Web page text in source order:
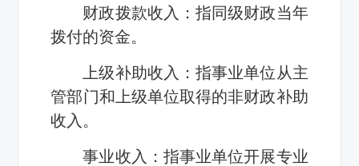
财政拨款收入：指同级财政当年
拨付的资金。
上级补助收入：指事业单位从主
管部门和上级单位取得的非财政补助
收入。
事业收入：指事业单位开展专业